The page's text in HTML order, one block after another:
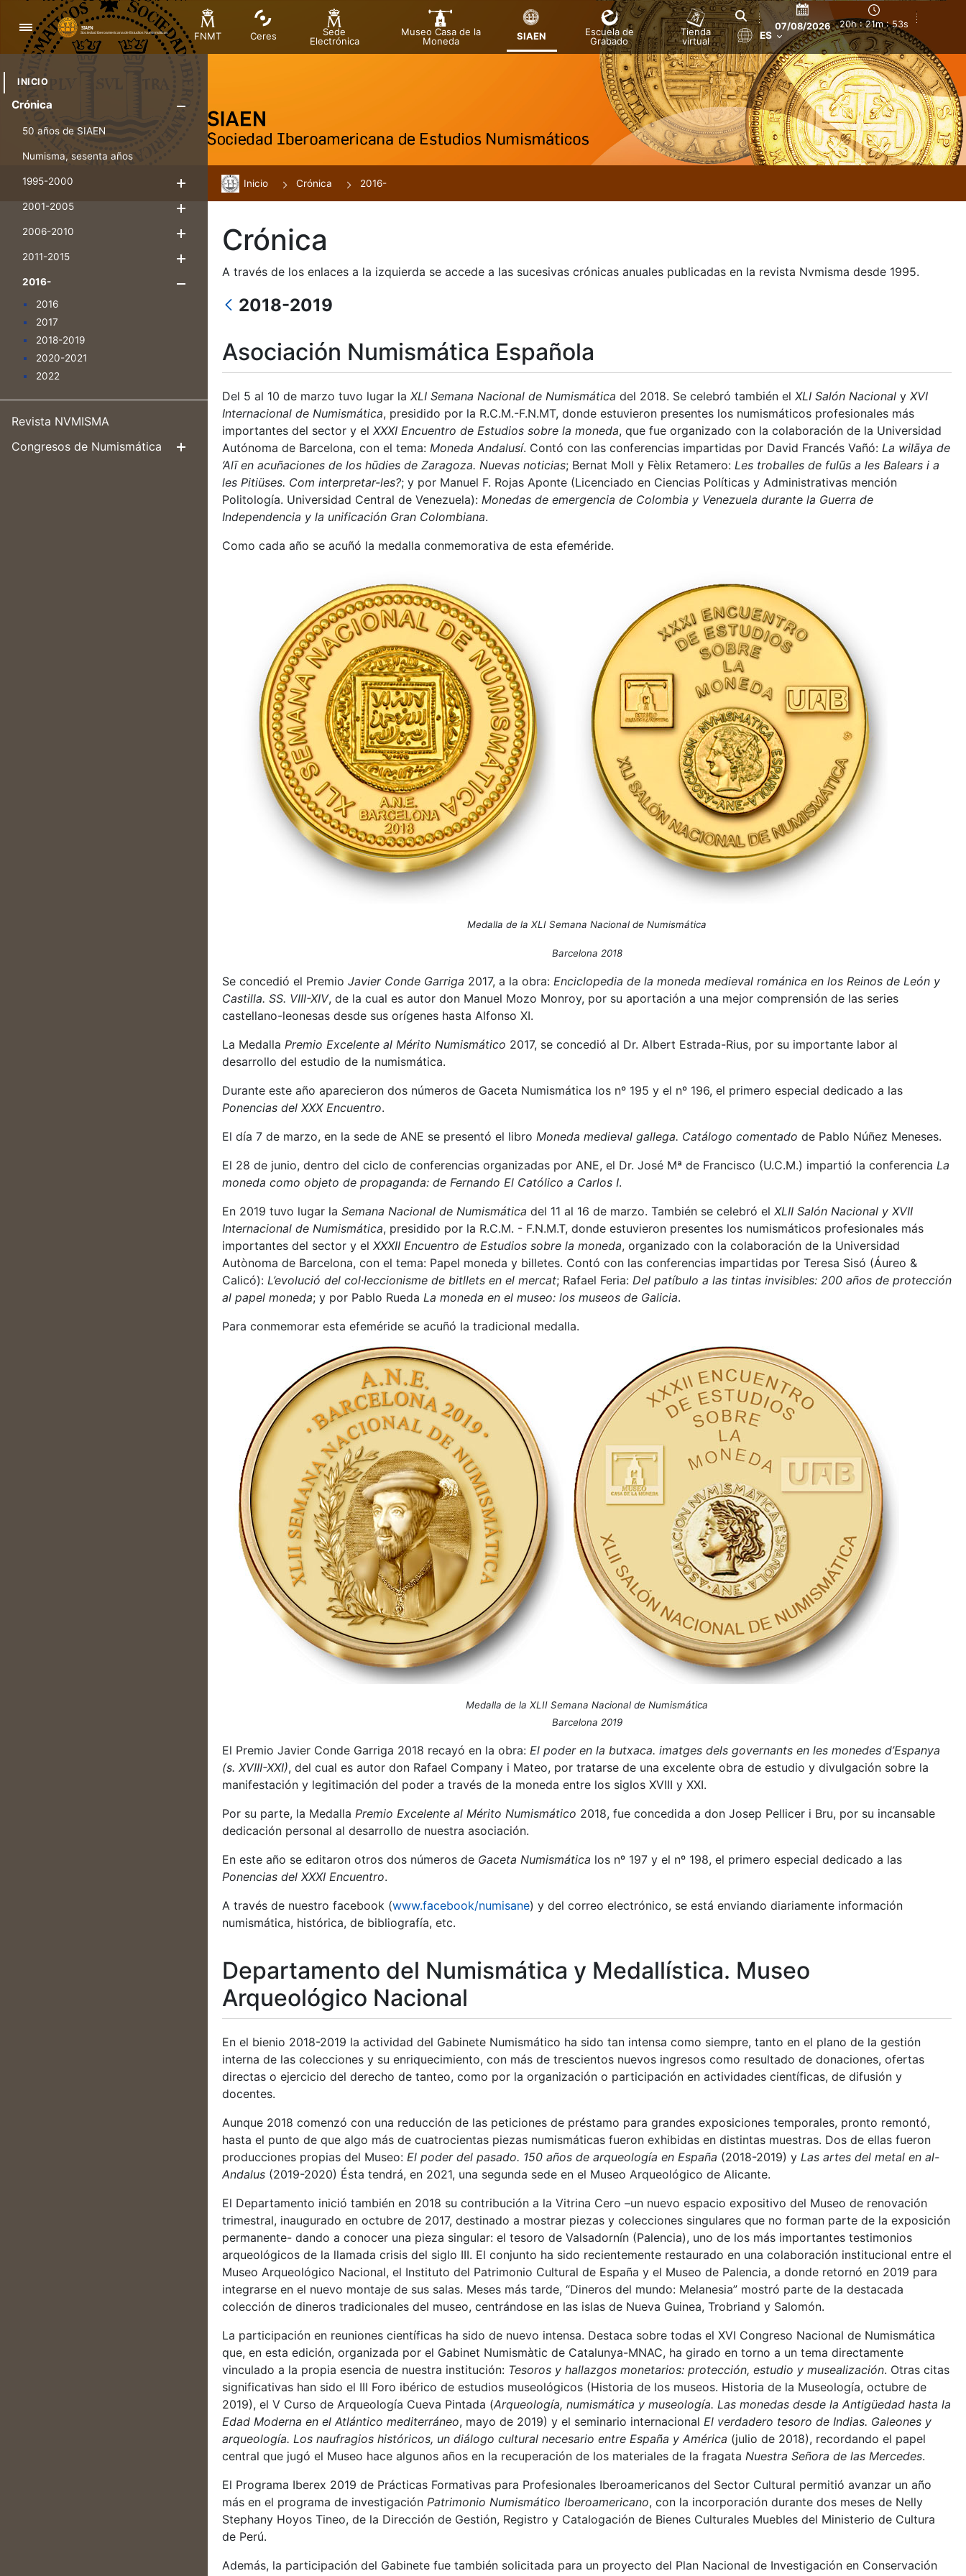
Navegación
FNMT Ceres
Sede
Electrónica
Museo Casa de la
Moneda
SIAEN
Escuela de
Grabado
Tienda
virtual
07/08/2026 20h : 21m : 54s
ES
INICIO
Crónica
50 años de SIAEN
Numisma, sesenta años
1995-2000
Mostrar/Ocultar
2001-2005
2006-2010
Mostrar/Ocultar
2011-2015
2016-
2016
2017
2018-2019
2020-2021
2022
Revista NVMISMA
Congresos de Numismática
Mostrar/Ocultar
Inicio Crónica 2016-
Crónica
A través de los enlaces a la izquierda se accede a las sucesivas crónicas anuales publicadas en la revista Nvmisma desde 1995.
2018-2019
Asociación Numismática Española
Del 5 al 10 de marzo tuvo lugar la XLI Semana Nacional de Numismática del 2018. Se celebró también el XLI Salón Nacional y XVI
Internacional de Numismática, presidido por la R.C.M.-F.N.MT, donde estuvieron presentes los numismáticos profesionales más
importantes del sector y el XXXI Encuentro de Estudios sobre la moneda, que fue organizado con la colaboración de la Universidad
Autónoma de Barcelona, con el tema: Moneda Andalusí. Contó con las conferencias impartidas por David Francés Vañó: La wilāya de
‘Alī en acuñaciones de los hūdies de Zaragoza. Nuevas noticias; Bernat Moll y Fèlix Retamero: Les troballes de fulūs a les Balears i a
les Pitiüses. Com interpretar-les?; y por Manuel F. Rojas Aponte (Licenciado en Ciencias Políticas y Administrativas mención
Politología. Universidad Central de Venezuela): Monedas de emergencia de Colombia y Venezuela durante la Guerra de
Independencia y la unificación Gran Colombiana.
Como cada año se acuñó la medalla conmemorativa de esta efeméride.
Medalla de la XLI Semana Nacional de Numismática
Barcelona 2018
Se concedió el Premio Javier Conde Garriga 2017, a la obra: Enciclopedia de la moneda medieval románica en los Reinos de León y
Castilla. SS. VIII-XIV, de la cual es autor don Manuel Mozo Monroy, por su aportación a una mejor comprensión de las series
castellano-leonesas desde sus orígenes hasta Alfonso XI.
La Medalla Premio Excelente al Mérito Numismático 2017, se concedió al Dr. Albert Estrada-Rius, por su importante labor al
desarrollo del estudio de la numismática.
Durante este año aparecieron dos números de Gaceta Numismática los nº 195 y el nº 196, el primero especial dedicado a las
Ponencias del XXX Encuentro.
El día 7 de marzo, en la sede de ANE se presentó el libro Moneda medieval gallega. Catálogo comentado de Pablo Núñez Meneses.
El 28 de junio, dentro del ciclo de conferencias organizadas por ANE, el Dr. José Mª de Francisco (U.C.M.) impartió la conferencia La
moneda como objeto de propaganda: de Fernando El Católico a Carlos I.
En 2019 tuvo lugar la Semana Nacional de Numismática del 11 al 16 de marzo. También se celebró el XLII Salón Nacional y XVII
Internacional de Numismática, presidido por la R.C.M. - F.N.M.T, donde estuvieron presentes los numismáticos profesionales más
importantes del sector y el XXXII Encuentro de Estudios sobre la moneda, organizado con la colaboración de la Universidad
Autònoma de Barcelona, con el tema: Papel moneda y billetes. Contó con las conferencias impartidas por Teresa Sisó (Áureo &
Calicó): L’evolució del col·leccionisme de bitllets en el mercat; Rafael Feria: Del patíbulo a las tintas invisibles: 200 años de protección
al papel moneda; y por Pablo Rueda La moneda en el museo: los museos de Galicia.
Para conmemorar esta efeméride se acuñó la tradicional medalla.
Medalla de la XLII Semana Nacional de Numismática
Barcelona 2019
El Premio Javier Conde Garriga 2018 recayó en la obra: El poder en la butxaca. imatges dels governants en les monedes d’Espanya
(s. XVIII-XXI), del cual es autor don Rafael Company i Mateo, por tratarse de una excelente obra de estudio y divulgación sobre la
manifestación y legitimación del poder a través de la moneda entre los siglos XVIII y XXI.
Por su parte, la Medalla Premio Excelente al Mérito Numismático 2018, fue concedida a don Josep Pellicer i Bru, por su incansable
dedicación personal al desarrollo de nuestra asociación.
En este año se editaron otros dos números de Gaceta Numismática los nº 197 y el nº 198, el primero especial dedicado a las
Ponencias del XXXI Encuentro.
A través de nuestro facebook (www.facebook/numisane) y del correo electrónico, se está enviando diariamente información
numismática, histórica, de bibliografía, etc.
Departamento del Numismática y Medallística. Museo
Arqueológico Nacional
En el bienio 2018-2019 la actividad del Gabinete Numismático ha sido tan intensa como siempre, tanto en el plano de la gestión
interna de las colecciones y su enriquecimiento, con más de trescientos nuevos ingresos como resultado de donaciones, ofertas
directas o ejercicio del derecho de tanteo, como por la organización o participación en actividades científicas, de difusión y
docentes.
Aunque 2018 comenzó con una reducción de las peticiones de préstamo para grandes exposiciones temporales, pronto remontó,
hasta el punto de que algo más de cuatrocientas piezas numismáticas fueron exhibidas en distintas muestras. Dos de ellas fueron
producciones propias del Museo: El poder del pasado. 150 años de arqueología en España (2018-2019) y Las artes del metal en al-
Andalus (2019-2020) Ésta tendrá, en 2021, una segunda sede en el Museo Arqueológico de Alicante.
El Departamento inició también en 2018 su contribución a la Vitrina Cero –un nuevo espacio expositivo del Museo de renovación
trimestral, inaugurado en octubre de 2017, destinado a mostrar piezas y colecciones singulares que no forman parte de la exposición
permanente- dando a conocer una pieza singular: el tesoro de Valsadornín (Palencia), uno de los más importantes testimonios
arqueológicos de la llamada crisis del siglo III. El conjunto ha sido recientemente restaurado en una colaboración institucional entre el
Museo Arqueológico Nacional, el Instituto del Patrimonio Cultural de España y el Museo de Palencia, a donde retornó en 2019 para
integrarse en el nuevo montaje de sus salas. Meses más tarde, “Dineros del mundo: Melanesia” mostró parte de la destacada
colección de dineros tradicionales del museo, centrándose en las islas de Nueva Guinea, Trobriand y Salomón.
La participación en reuniones científicas ha sido de nuevo intensa. Destaca sobre todas el XVI Congreso Nacional de Numismática
que, en esta edición, organizada por el Gabinet Numismàtic de Catalunya-MNAC, ha girado en torno a un tema directamente
vinculado a la propia esencia de nuestra institución: Tesoros y hallazgos monetarios: protección, estudio y musealización. Otras citas
significativas han sido el III Foro ibérico de estudios museológicos (Historia de los museos. Historia de la Museología, octubre de
2019), el V Curso de Arqueología Cueva Pintada (Arqueología, numismática y museología. Las monedas desde la Antigüedad hasta la
Edad Moderna en el Atlántico mediterráneo, mayo de 2019) y el seminario internacional El verdadero tesoro de Indias. Galeones y
arqueología. Los naufragios históricos, un diálogo cultural necesario entre España y América (julio de 2018), recordando el papel
central que jugó el Museo hace algunos años en la recuperación de los materiales de la fragata Nuestra Señora de las Mercedes.
El Programa Iberex 2019 de Prácticas Formativas para Profesionales Iberoamericanos del Sector Cultural permitió avanzar un año
más en el programa de investigación Patrimonio Numismático Iberoamericano, con la incorporación durante dos meses de Nelly
Stephany Hoyos Tineo, de la Dirección de Gestión, Registro y Catalogación de Bienes Culturales Muebles del Ministerio de Cultura
de Perú.
Además, la participación del Gabinete fue también solicitada para un proyecto del Plan Nacional de Investigación en Conservación